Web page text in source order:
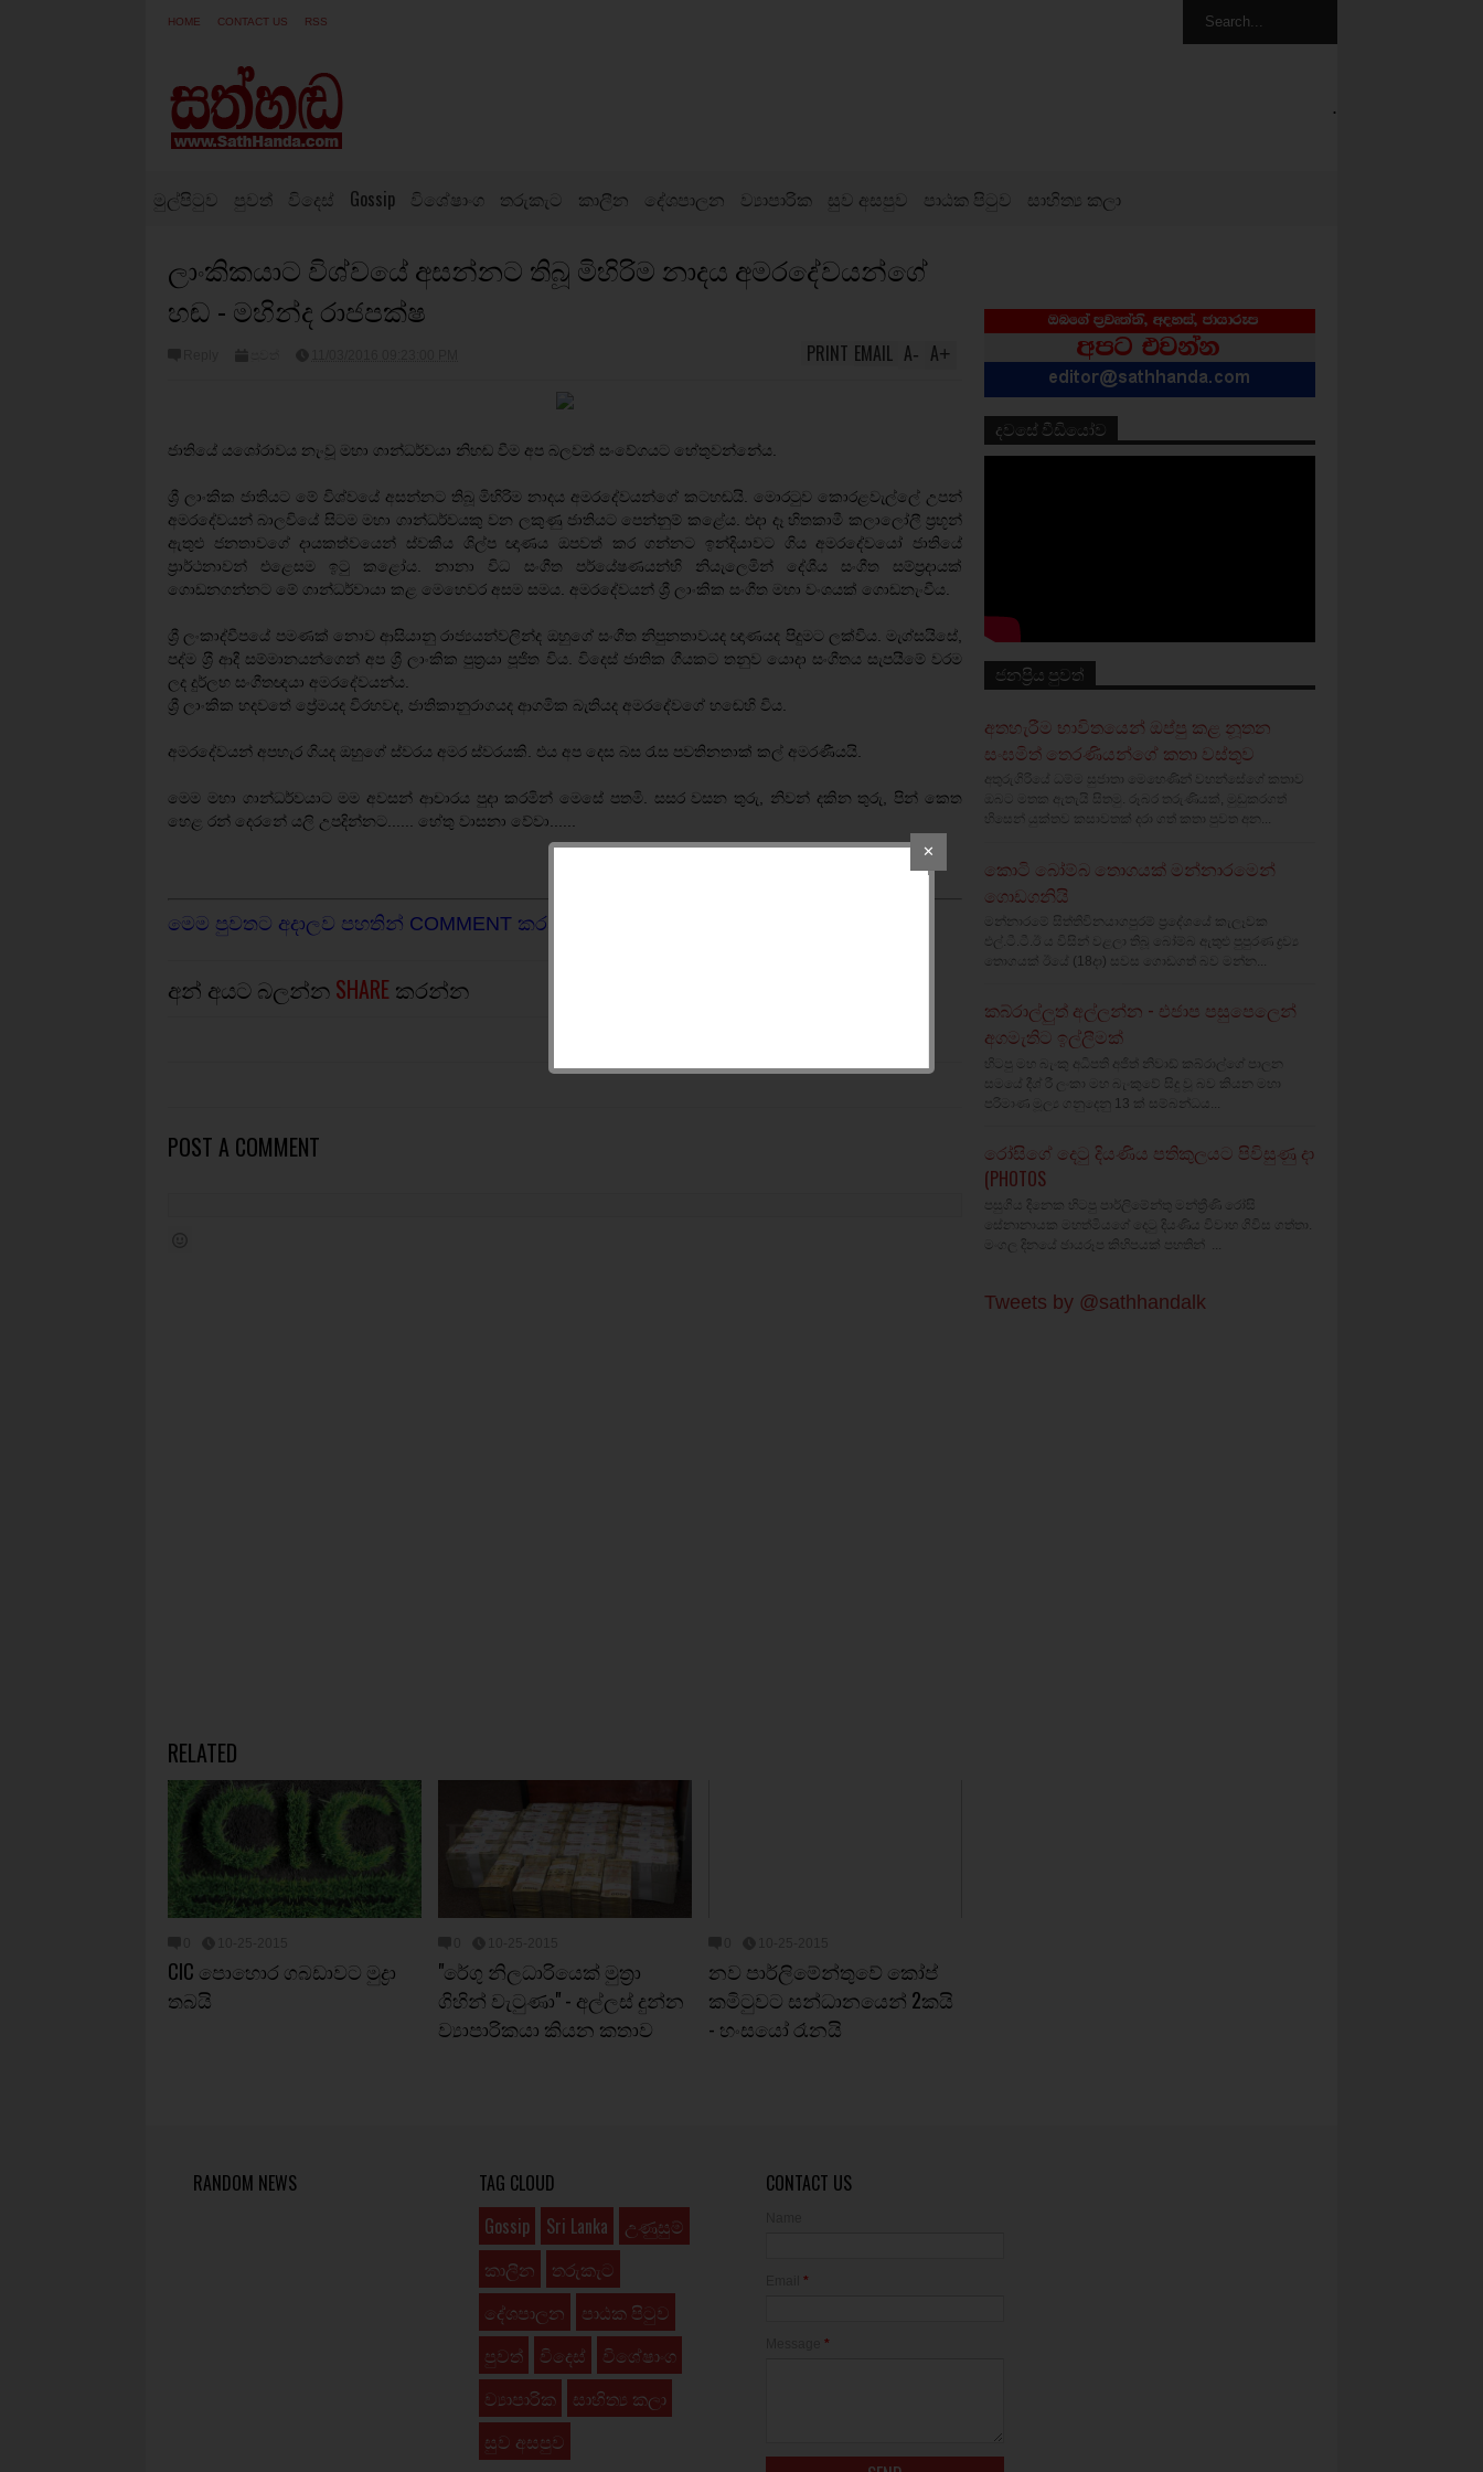
HOME CONTACT US RSS
.
මුල්පිටුව පුවත් විදෙස් Gossip විශේෂාංග තරුකැට කාලීන දේශපාලන ව්‍යාපාරික සුව අසපුව පාඨක පිටුව සාහිත්‍ය කලා
ලාංකිකයාට විශ්වයේ අසන්නට තිබූ මිහිරිම නාදය අමරදේවයන්ගේ
හඬ - මහින්ද රාජපක්ෂ
A+
A-
EMAIL
PRINT
ජාතියේ යශෝරාවය නැංවූ මහා ගාන්ධර්වයා නිහඬ වීම අප බලවත් සංවේගයට හේතුවන්නේය.
ශ්‍රී ලාංකික ජාතියට මේ විශ්වයේ අසන්නට තිබූ මිහිරිම නාදය අමරදේවයන්ගේ කටහඬයි. මොරටුව කොරළවැල්ලේ උපන්
අමරදේවයන් බාලවියේ සිටම මහා ගාන්ධර්වයකු වන ලකුණු ජාතියට පෙන්නුම් කළේය. එදා දෑ හිතකාමී කලාලෝලී ප‍්‍රභූන්
ඇතුළු ජනතාවගේ දායකත්වයෙන් ස්වකීය ශිල්ප ඥාණය ඔපවත් කර ගන්නට ඉන්දියාවට ගිය අමරදේවයෝ ජාතියේ
ප‍්‍රාර්ථනාවන් එළෙසම ඉටු කළෝය. නානා විධ සංගීත පර්යේෂණයන්හි නියැලෙමින් දේශීය සංගීත සම්ප‍්‍රදායක්
ගොඩනගන්නට මේ ගාන්ධර්වායා කළ මෙහෙවර අසම සමය. අමරදේවයන් ශ්‍රී ලාංකික සංගීත මහා වංශයක් ගොඩනැංවීය.
ශ්‍රී ලංකාද්වීපයේ පමණක් නොව ආසියානු රාජ්‍යයන්වලින්ද ඔහුගේ සංගීත නිපුනතාවයද ඥාණයද පිදුමට ලක්විය. මැග්සයිසේ,
පද්ම ශ‍්‍රී ආදී සම්මානයන්ගෙන් අප ශ්‍රී ලාංකික පුත‍්‍රයා පූජිත විය. විදෙස් ජාතික ගීයකට තනුව යොදා සංගීතය සැපයීමේ වරම
ලද දුර්ලභ සංගීතඥයා අමරදේවයන්ය.
ශ්‍රී ලාංකික හදවතේ ප්‍රේමයද විරහවද, ජාතිකානුරාගයද ආගමික බැතියද අමරදේවගේ හඬෙහි විය.
අමරදේවයන් අපහැර ගියද ඔහුගේ ස්වරය අමර ස්වරයකි. එය අප දෙස බස රැස පවතිනතාක් කල් අමරණීයයි.
මෙම මහා ගාන්ධර්වයාට මම අවසන් ආචාරය පුදා කරමින් මෙසේ පතමි. සසර වසන තුරු, නිවන් දකින තුරු, පින් කෙත
හෙළ රන් දෙරනේ යලි උපදින්නට...... හේතු වාසනා වේවා......
මෙම පුවතට අදාලව පහතින් COMMENT කරන්න.
අන් අයට බලන්න SHARE කරන්න
POST A COMMENT
RELATED
CIC පොහොර ගබඩාවට මුද්‍රා
තබයි
"රේගු නිලධාරියෙක් මුත්‍රා
ගිහින් වැටුණා" - අල්ලස්‌ දුන්න
ව්‍යාපාරිකයා කියන කතාව
නව පාර්ලිමේන්තුවේ කෝප්
කමිටුවට සන්ධානයෙන් 2කයි
- හංසයෝ රෑනයි
දවසේ වීඩියෝව
ජනප්‍රිය පුවත්
අතහැරීම භාවිතයෙන් ඔප්පු කළ නූතන
සංඝමිත් තෙරණියන්ගේ කතා වස්‌තුව
අතුරුගිරියේ ධම්ම සුජාතා මෙහෙණින් වහන්සේගේ කතාව
ඔබට මතක ඇතැයි සිතමු. රූබර තරුණියක්‌, මුඩුකරගත්
හිසෙන් යුක්‌තව කසාවතක්‌ දරා ගත් කතා පුවත අන...
කොටි බෝම්බ තොගයක් මන්නාරමෙන්
ගොඩගනියි
මන්නාරමේ සිත්තිවිනයාගපුරම් ප්‍රදේශයේ කැලෑවක
එල්.ටී.ටී.ඊ ය විසින් වළලා තිබූ බෝම්බ ඇතුළු පුපුරණ ද්‍රව්‍ය
තොගයක් ඊයේ (18දා) සවස ගොඩගත් බව මන්න...
කබ්රාල්ලුත් අල්ලන්න - එජාප පසුපෙලෙන්
අගමැතිට ඉල්ලීමක්
හිටපු මහ බැංකු අධිපති අජිත් නිවාඩ් කබ්රාල්ගේ පාලන
සමයේ දීශ්‍ රී ලංකා මහ බැංකුවේ සිදු වූ බව කියන මහා
පරිමාණ මූල්‍ය ගනුදෙනු 13 ක් සම්බන්ධය...
රෝසිගේ දෙටු දියණිය පතිකුලයට පිවිසුණු දා
(PHOTOS
පසුගිය දිනෙක හිටපු පාර්ලිමේන්තු මන්ත්‍රීණි රෝසි
සේනානායක මහත්මියගේ දෙටු දියණිය විවාහ ගිවිස ගත්තා.
මංගල දිනයේ ඡායරූප කිහිපයක් පහතින් ...
Tweets by @sathhandalk
✕
RANDOM NEWS
TAG CLOUD
Gossip
Sri Lanka
උණුසුම්
කාලීන
තරුකැට
දේශපාලන
පාඨක පිටුව
පුවත්
විදෙස්
විශේෂාංග
ව්‍යාපාරික
සාහිත්‍ය කලා
සුව අසපුව
CONTACT US
*
*